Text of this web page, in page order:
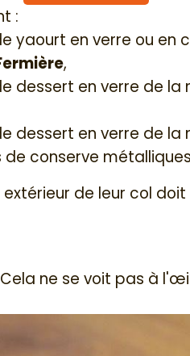
:
yaourt en verre ou en
,
dessert en verre de la
dessert en verre de la
de conserve
de leur col
ne se voit pas à